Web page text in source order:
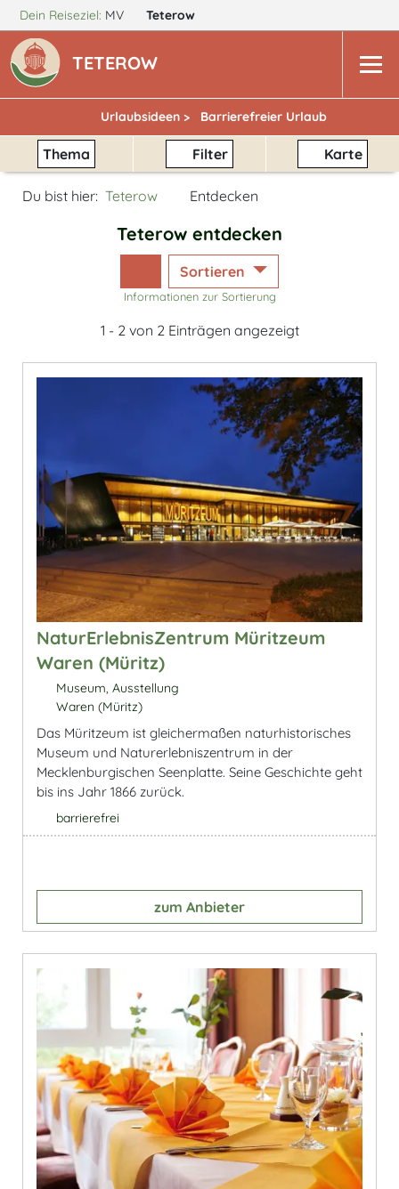
Dein Reiseziel: MV Teterow
TETEROW
Urlaubsideen > Barrierefreier Urlaub
Thema Filter Karte
Du bist hier: Teterow Entdecken
Teterow entdecken
Sortieren
Informationen zur Sortierung
1 - 2 von 2 Einträgen angezeigt
NaturErlebnisZentrum Müritzeum
Waren (Müritz)
Museum, Ausstellung
Waren (Müritz)
Das Müritzeum ist gleichermaßen naturhistorisches
Museum und Naturerlebniszentrum in der
Mecklenburgischen Seenplatte. Seine Geschichte geht
bis ins Jahr 1866 zurück.
barrierefrei
zum Anbieter